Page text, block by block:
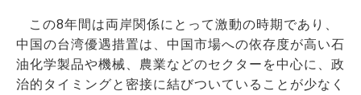
この8年間は両岸関係にとって激動の時期であり、
中国の台湾優遇措置は、中国市場への依存度が高い石
油化学製品や機械、農業などのセクターを中心に、政
治的タイミングと密接に結びついていることが少なく